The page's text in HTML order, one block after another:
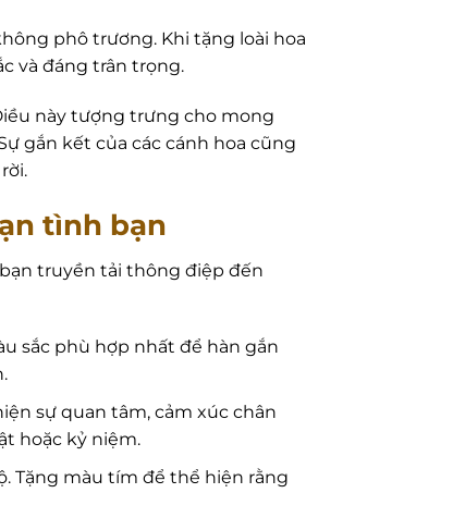
phô trương. Khi tặng loài hoa
và đáng trân trọng.
này tượng trưng cho mong
gắn kết của các cánh hoa cũng
tình bạn
truyền tải thông điệp đến
sắc phù hợp nhất để hàn gắn
sự quan tâm, cảm xúc chân
hoặc kỷ niệm.
Tặng màu tím để thể hiện rằng